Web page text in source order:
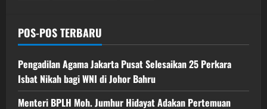
POS-POS TERBARU
Pengadilan Agama Jakarta Pusat Selesaikan 25 Perkara
Isbat Nikah bagi WNI di Johor Bahru
Menteri BPLH Moh. Jumhur Hidayat Adakan Pertemuan